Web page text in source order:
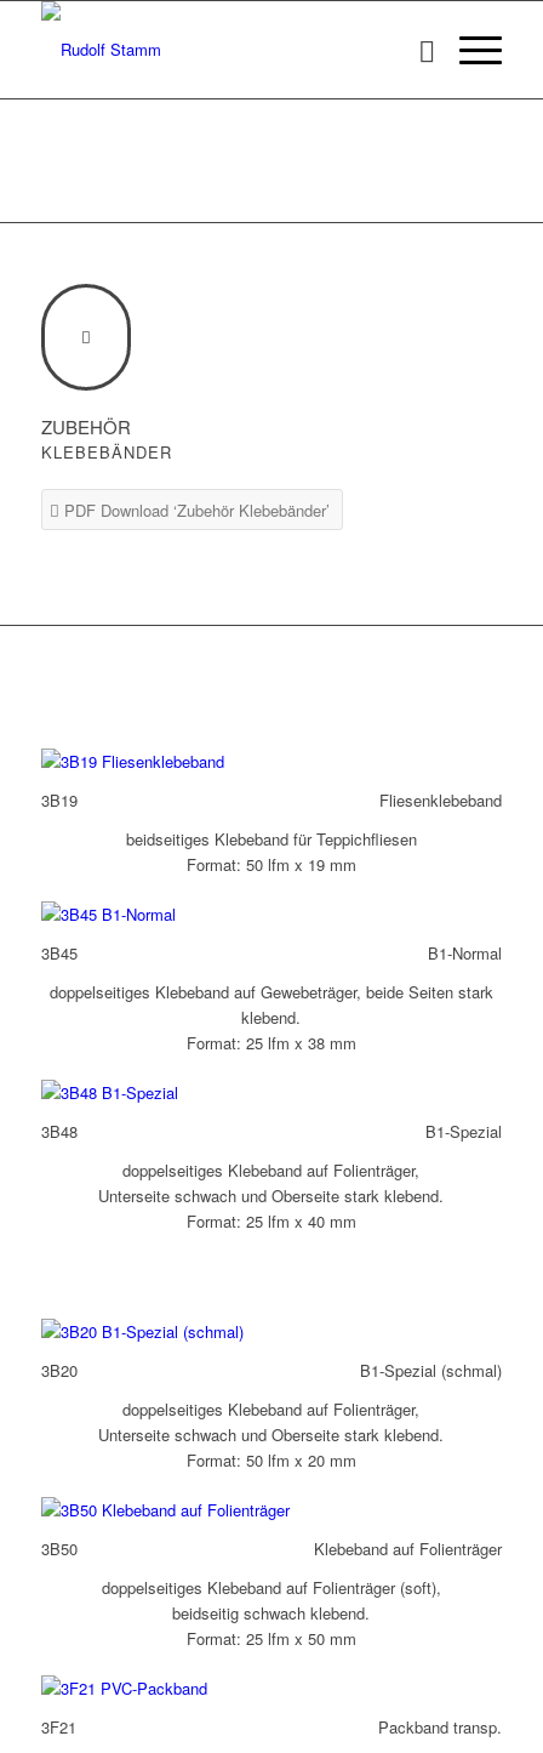
ZUBEHÖR
KLEBEBÄNDER
PDF Download ‘Zubehör Klebebänder’
3B19
Fliesenklebeband
beidseitiges Klebeband für Teppichfliesen
Format: 50 lfm x 19 mm
3B45
B1-Normal
doppelseitiges Klebeband auf Gewebeträger, beide Seiten stark
klebend.
Format: 25 lfm x 38 mm
3B48
B1-Spezial
doppelseitiges Klebeband auf Folienträger,
Unterseite schwach und Oberseite stark klebend.
Format: 25 lfm x 40 mm
3B20
B1-Spezial (schmal)
doppelseitiges Klebeband auf Folienträger,
Unterseite schwach und Oberseite stark klebend.
Format: 50 lfm x 20 mm
3B50
Klebeband auf Folienträger
doppelseitiges Klebeband auf Folienträger (soft),
beidseitig schwach klebend.
Format: 25 lfm x 50 mm
3F21
Packband transp.